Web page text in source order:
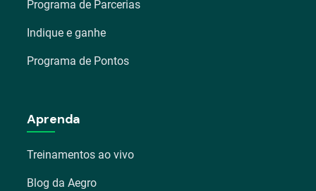
Programa de Parcerias
Indique e ganhe
Programa de Pontos
Aprenda
Treinamentos ao vivo
Blog da Aegro